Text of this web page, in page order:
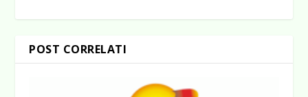
POST CORRELATI